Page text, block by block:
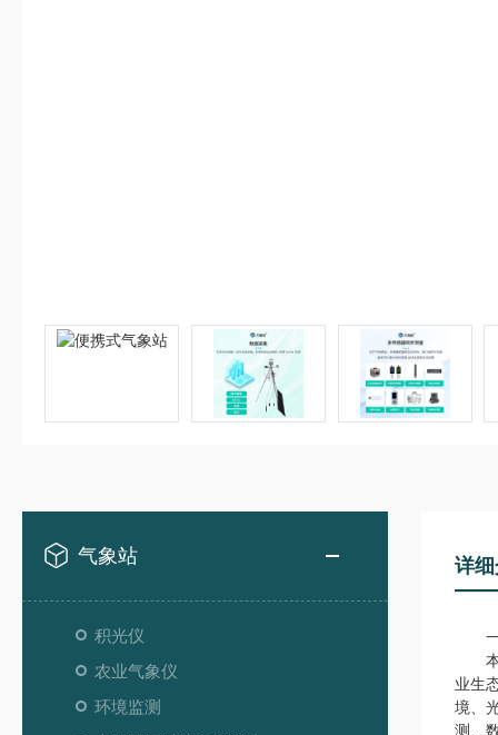
气象站
积光仪
农业气象仪
环境监测
详
一
本
业生
境、
测、